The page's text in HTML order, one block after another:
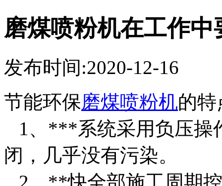
磨煤喷粉机在工作
发布时间:2020-12-16
节能环保磨煤喷粉机的特
1、***系统采用负压操
闭，几乎没有污染。